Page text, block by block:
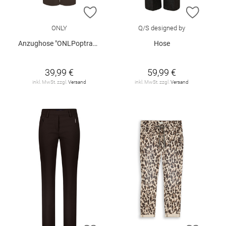
ZUR WUNSCHLISTE HINZUFÜGEN
ONLY
Anzughose "ONLPoptrash"
39,99 €
inkl. MwSt. zzgl. Versand
ZUR
Q/S designed by
Hose
59,99 €
inkl. MwSt. zzgl. Versand